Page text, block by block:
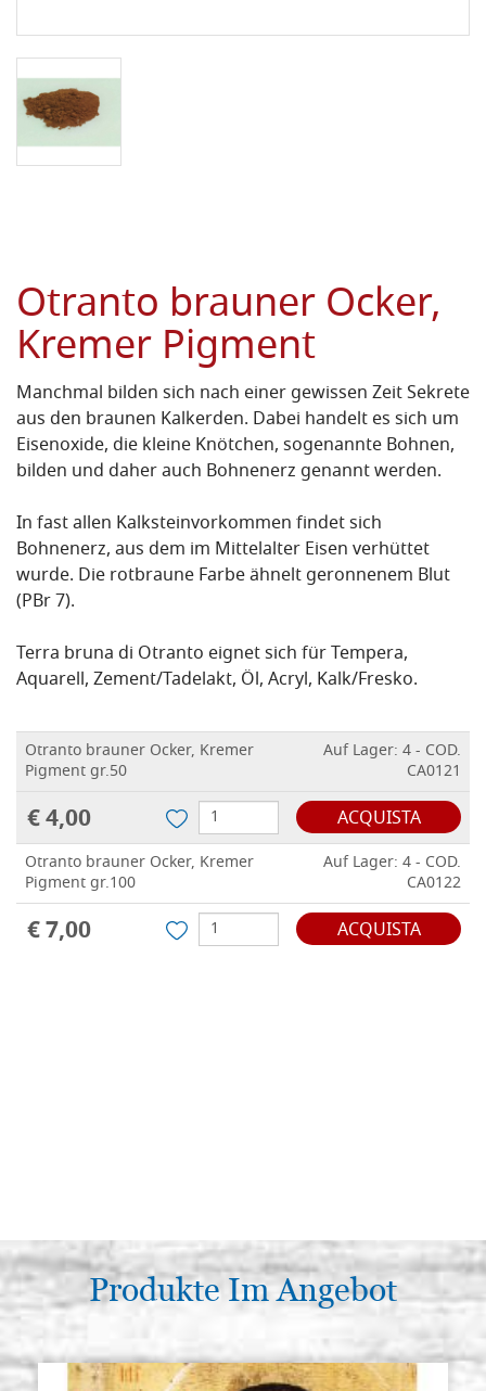
Otranto brauner Ocker,
Kremer Pigment
Manchmal bilden sich nach einer gewissen Zeit Sekrete
aus den braunen Kalkerden. Dabei handelt es sich um
Eisenoxide, die kleine Knötchen, sogenannte Bohnen,
bilden und daher auch Bohnenerz genannt werden.
In fast allen Kalksteinvorkommen findet sich
Bohnenerz, aus dem im Mittelalter Eisen verhüttet
wurde. Die rotbraune Farbe ähnelt geronnenem Blut
(PBr 7).
Terra bruna di Otranto eignet sich für Tempera,
Aquarell, Zement/Tadelakt, Öl, Acryl, Kalk/Fresko.
Otranto brauner Ocker, Kremer
Pigment gr.50
Auf Lager: 4 - COD.
CA0121
€ 4,00 ACQUISTA
Otranto brauner Ocker, Kremer
Pigment gr.100
Auf Lager: 4 - COD.
CA0122
€ 7,00 ACQUISTA
Produkte Im Angebot